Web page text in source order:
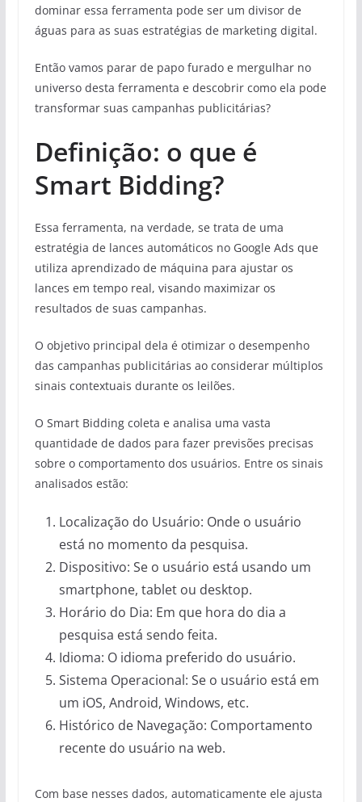
dominar essa ferramenta pode ser um divisor de
águas para as suas estratégias de marketing digital.
Então vamos parar de papo furado e mergulhar no
universo desta ferramenta e descobrir como ela pode
transformar suas campanhas publicitárias?
Definição: o que é
Smart Bidding?
Essa ferramenta, na verdade, se trata de uma
estratégia de lances automáticos no Google Ads que
utiliza aprendizado de máquina para ajustar os
lances em tempo real, visando maximizar os
resultados de suas campanhas.
O objetivo principal dela é otimizar o desempenho
das campanhas publicitárias ao considerar múltiplos
sinais contextuais durante os leilões.
O Smart Bidding coleta e analisa uma vasta
quantidade de dados para fazer previsões precisas
sobre o comportamento dos usuários. Entre os sinais
analisados estão:
Localização do Usuário: Onde o usuário
está no momento da pesquisa.
Dispositivo: Se o usuário está usando um
smartphone, tablet ou desktop.
Horário do Dia: Em que hora do dia a
pesquisa está sendo feita.
Idioma: O idioma preferido do usuário.
Sistema Operacional: Se o usuário está em
um iOS, Android, Windows, etc.
Histórico de Navegação: Comportamento
recente do usuário na web.
Com base nesses dados, automaticamente ele ajusta